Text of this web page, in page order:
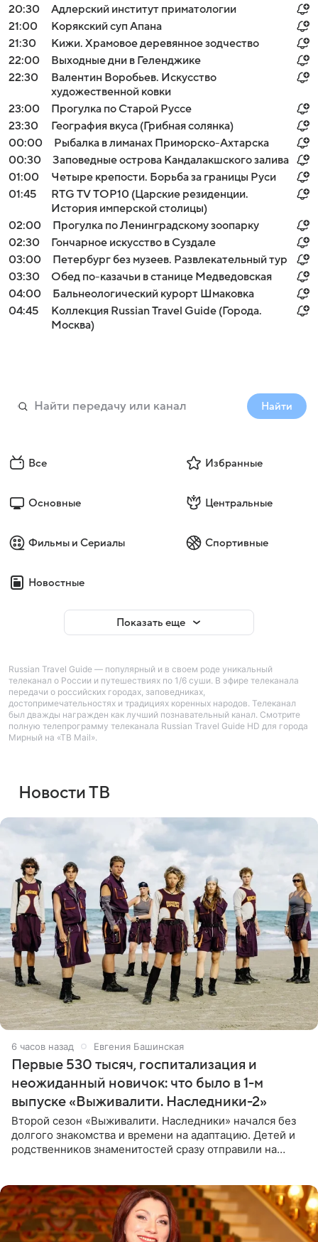
20:30
Адлерский институт приматологии
21:00
Корякский суп Апана
21:30
Кижи. Храмовое деревянное зодчество
22:00
Выходные дни в Геленджике
22:30
Валентин Воробьев. Искусство
художественной ковки
23:00
Прогулка по Старой Руссе
23:30
География вкуса (Грибная солянка)
00:00
Рыбалка в лиманах Приморско-Ахтарска
00:30
Заповедные острова Кандалакшского залива
01:00
Четыре крепости. Борьба за границы Руси
01:45
RTG TV TOP10 (Царские резиденции.
История имперской столицы)
02:00
Прогулка по Ленинградскому зоопарку
02:30
Гончарное искусство в Суздале
03:00
Петербург без музеев. Развлекательный тур
03:30
Обед по-казачьи в станице Медведовская
04:00
Бальнеологический курорт Шмаковка
04:45
Коллекция Russian Travel Guide (Города.
Москва)
Найти
Все Избранные
Основные Центральные
Фильмы и Сериалы Спортивные
Новостные
Показать еще
Russian Travel Guide — популярный и в своем роде уникальный
телеканал о России и путешествиях по 1/6 суши. В эфире телеканала
передачи о российских городах, заповедниках,
достопримечательностях и традициях коренных народов. Телеканал
был дважды награжден как лучший познавательный канал. Смотрите
полную телепрограмму телеканала Russian Travel Guide HD для города
Мирный на «ТВ Mail».
Новости ТВ
6 часов назад Евгения Башинская
Первые 530 тысяч, госпитализация и
неожиданный новичок: что было в 1-м
выпуске «Выживалити. Наследники-2»
Второй сезон «Выживалити. Наследники» начался без
долгого знакомства и времени на адаптацию. Детей и
родственников знаменитостей сразу отправили на